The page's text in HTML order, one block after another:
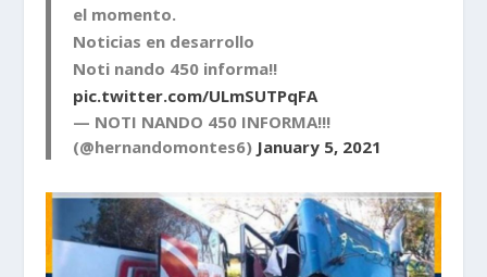
el momento.
Noticias en desarrollo
Noti nando 450 informa!!
pic.twitter.com/ULmSUTPqFA
— NOTI NANDO 450 INFORMA!!!
(@hernandomontes6) January 5, 2021